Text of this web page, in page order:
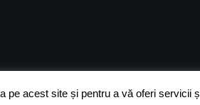
acest site și pentru a vă oferi